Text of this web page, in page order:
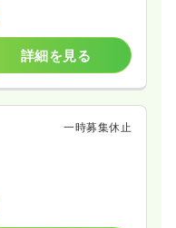
詳細を見る
一時募集休止